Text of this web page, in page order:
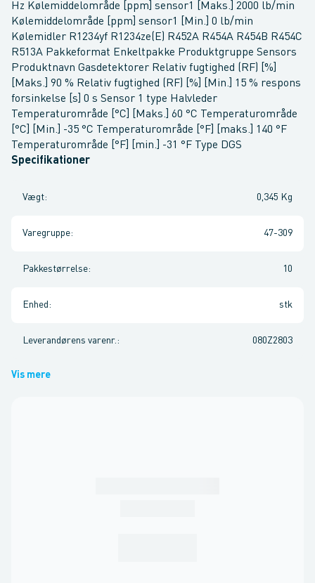
Hz Kølemiddelområde [ppm] sensor1 [Maks.] 2000 lb/min
Kølemiddelområde [ppm] sensor1 [Min.] 0 lb/min
Kølemidler R1234yf R1234ze(E) R452A R454A R454B R454C
R513A Pakkeformat Enkeltpakke Produktgruppe Sensors
Produktnavn Gasdetektorer Relativ fugtighed (RF) [%]
[Maks.] 90 % Relativ fugtighed (RF) [%] [Min.] 15 % respons
forsinkelse [s] 0 s Sensor 1 type Halvleder
Temperaturområde [°C] [Maks.] 60 °C Temperaturområde
[°C] [Min.] -35 °C Temperaturområde [°F] [maks.] 140 °F
Temperaturområde [°F] [min.] -31 °F Type DGS
Specifikationer
Vægt: 0,345 Kg
Varegruppe: 47-309
Pakkestørrelse: 10
Enhed : stk
Leverandørens varenr. : 080Z2803
Vis mere